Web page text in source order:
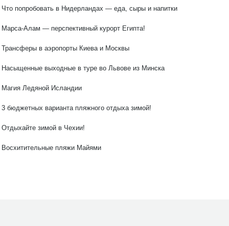
Что попробовать в Нидерландах — еда, сыры и напитки
Марса-Алам — перспективный курорт Египта!
Трансферы в аэропорты Киева и Москвы
Насыщенные выходные в туре во Львове из Минска
Магия Ледяной Исландии
3 бюджетных варианта пляжного отдыха зимой!
Отдыхайте зимой в Чехии!
Восхитительные пляжи Майями